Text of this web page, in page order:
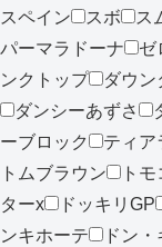
スペイン
スボ ス
パーマラドーナ
ゼ
ンクトップ
ダウン
ダンシーあずさ
ーブロック
ティア
トムブラウン
ト
ターx
ドッキリGP
ンキホーテ
ドン